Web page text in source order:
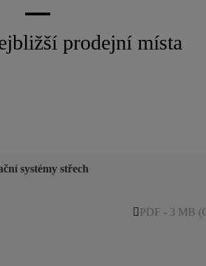
prodejní místa
systémy střech
PDF - 3 MB